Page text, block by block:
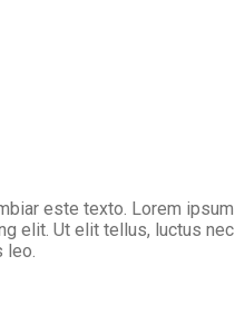
este texto. Lorem ipsum
elit. Ut elit tellus, luctus nec
leo.